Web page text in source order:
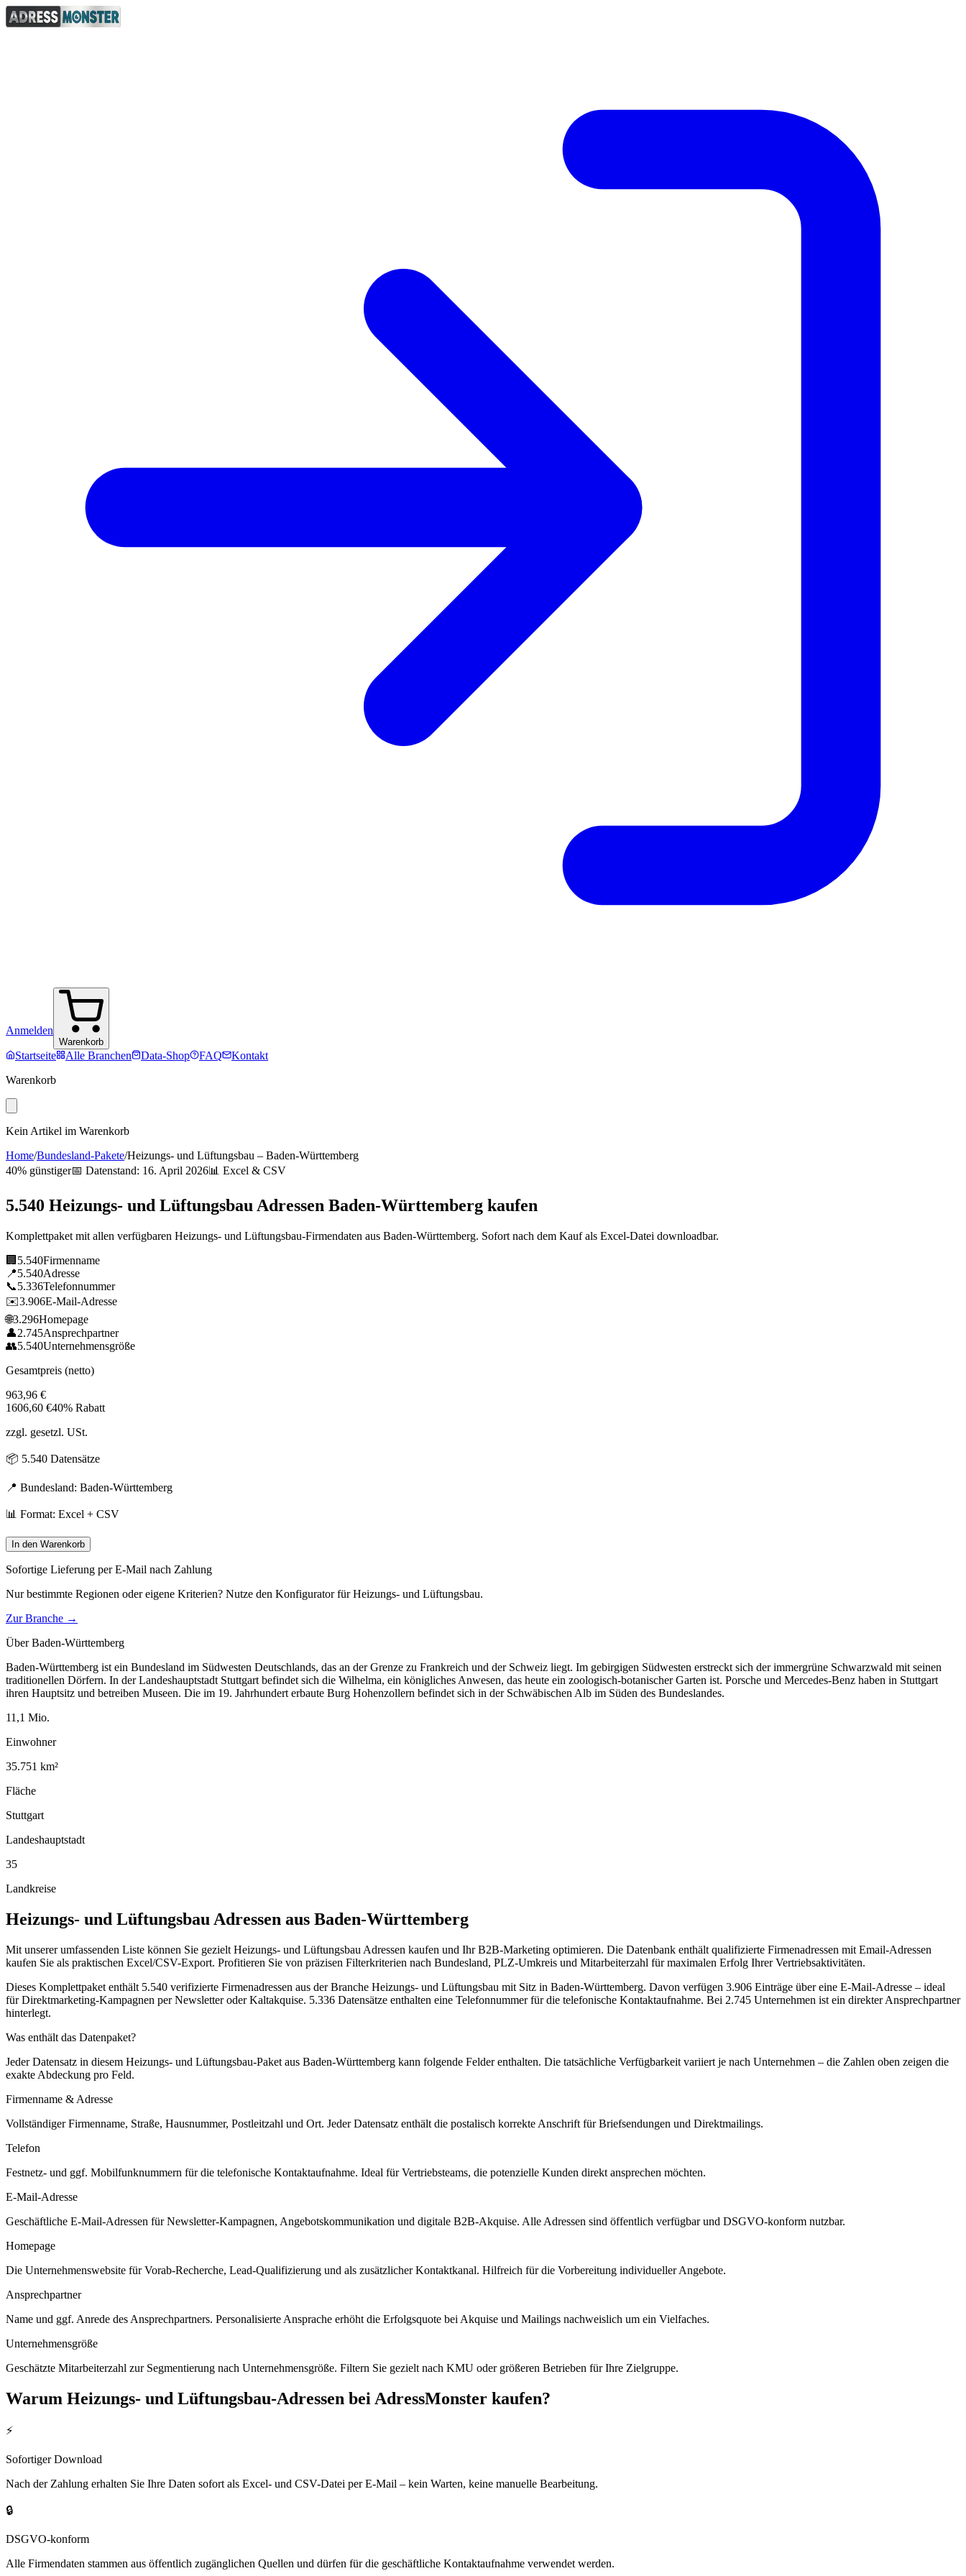
Anmelden
Warenkorb
Startseite Alle Branchen Data-Shop FAQ
Kontakt
Warenkorb
Kein Artikel im Warenkorb
Home/Bundesland-Pakete/Heizungs- und Lüftungsbau – Baden-Württemberg
40% günstiger📅 Datenstand: 16. April 2026📊 Excel & CSV
5.540 Heizungs- und Lüftungsbau Adressen Baden-Württemberg kaufen
Komplettpaket mit allen verfügbaren Heizungs- und Lüftungsbau-Firmendaten aus Baden-Württemberg. Sofort nach dem Kauf als Excel-Datei downloadbar.
🏢 5.540Firmenname
📍5.540Adresse
📞5.336Telefonnummer
✉️3.906E-Mail-Adresse
🌐3.296Homepage
👤2.745Ansprechpartner
👥5.540Unternehmensgröße
Gesamtpreis (netto)
963,96 €
1606,60 €40% Rabatt
zzgl. gesetzl. USt.
📦 5.540 Datensätze
📍 Bundesland: Baden-Württemberg
📊 Format: Excel + CSV
In den Warenkorb
Sofortige Lieferung per E-Mail nach Zahlung
Nur bestimmte Regionen oder eigene Kriterien? Nutze den Konfigurator fürHeizungs- und Lüftungsbau.
Zur Branche →
ÜberBaden-Württemberg
Baden-Württemberg ist ein Bundesland im Südwesten Deutschlands, das an der Grenze zu Frankreich und der Schweiz liegt. Im gebirgigen Südwesten erstreckt sich der immergrüne Schwarzwald mit seinen
traditionellen Dörfern. In der Landeshauptstadt Stuttgart befindet sich die Wilhelma, ein königliches Anwesen, das heute ein zoologisch-botanischer Garten ist. Porsche und Mercedes-Benz haben in Stuttgart
ihren Hauptsitz und betreiben Museen. Die im 19. Jahrhundert erbaute Burg Hohenzollern befindet sich in der Schwäbischen Alb im Süden des Bundeslandes.
11,1 Mio.
Einwohner
35.751 km²
Fläche
Stuttgart
Landeshauptstadt
35
Landkreise
Heizungs- und Lüftungsbau Adressen aus Baden-Württemberg
Mit unserer umfassenden Liste können Sie gezielt Heizungs- und Lüftungsbau Adressen kaufen und Ihr B2B-Marketing optimieren. Die Datenbank enthält qualifizierte Firmenadressen mit Email-Adressen
kaufen Sie als praktischen Excel/CSV-Export. Profitieren Sie von präzisen Filterkriterien nach Bundesland, PLZ-Umkreis und Mitarbeiterzahl für maximalen Erfolg Ihrer Vertriebsaktivitäten.
Dieses Komplettpaket enthält 5.540 verifizierte Firmenadressen aus der Branche Heizungs- und Lüftungsbau mit Sitz in Baden-Württemberg. Davon verfügen 3.906 Einträge über eine E-Mail-Adresse – ideal
für Direktmarketing-Kampagnen per Newsletter oder Kaltakquise. 5.336 Datensätze enthalten eine Telefonnummer für die telefonische Kontaktaufnahme. Bei 2.745 Unternehmen ist ein direkter Ansprechpartner
hinterlegt.
Was enthält das Datenpaket?
Jeder Datensatz in diesem Heizungs- und Lüftungsbau-Paket aus Baden-Württemberg kann folgende Felder enthalten. Die tatsächliche Verfügbarkeit variiert je nach Unternehmen – die Zahlen oben zeigen die
exakte Abdeckung pro Feld.
Firmenname & Adresse
Vollständiger Firmenname, Straße, Hausnummer, Postleitzahl und Ort. Jeder Datensatz enthält die postalisch korrekte Anschrift für Briefsendungen und Direktmailings.
Telefon
Festnetz- und ggf. Mobilfunknummern für die telefonische Kontaktaufnahme. Ideal für Vertriebsteams, die potenzielle Kunden direkt ansprechen möchten.
E-Mail-Adresse
Geschäftliche E-Mail-Adressen für Newsletter-Kampagnen, Angebotskommunikation und digitale B2B-Akquise. Alle Adressen sind öffentlich verfügbar und DSGVO-konform nutzbar.
Homepage
Die Unternehmenswebsite für Vorab-Recherche, Lead-Qualifizierung und als zusätzlicher Kontaktkanal. Hilfreich für die Vorbereitung individueller Angebote.
Ansprechpartner
Name und ggf. Anrede des Ansprechpartners. Personalisierte Ansprache erhöht die Erfolgsquote bei Akquise und Mailings nachweislich um ein Vielfaches.
Unternehmensgröße
Geschätzte Mitarbeiterzahl zur Segmentierung nach Unternehmensgröße. Filtern Sie gezielt nach KMU oder größeren Betrieben für Ihre Zielgruppe.
Warum Heizungs- und Lüftungsbau-Adressen bei AdressMonster kaufen?
⚡
Sofortiger Download
Nach der Zahlung erhalten Sie Ihre Daten sofort als Excel- und CSV-Datei per E-Mail – kein Warten, keine manuelle Bearbeitung.
🔒
DSGVO-konform
Alle Firmendaten stammen aus öffentlich zugänglichen Quellen und dürfen für die geschäftliche Kontaktaufnahme verwendet werden.